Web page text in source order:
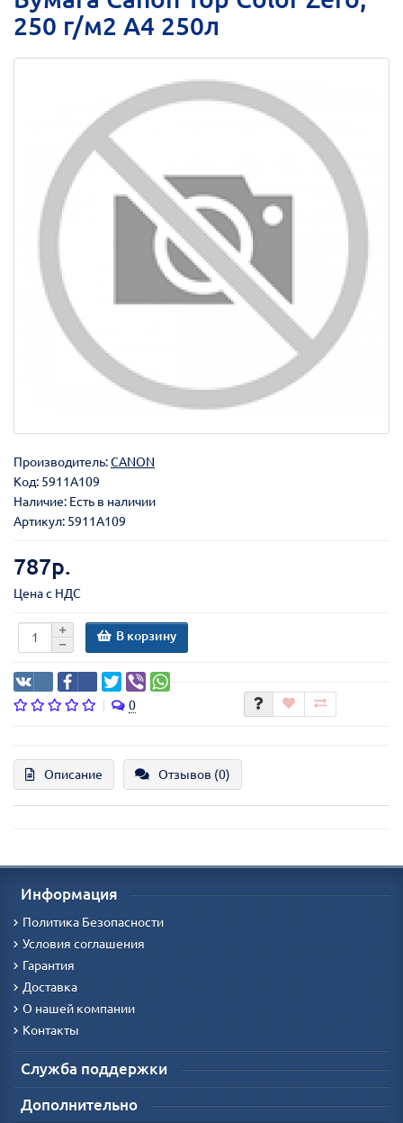
250 г/м2 A4 250л
Производитель:CANON
Код: 5911A109
Наличие: Есть в наличии
Артикул: 5911A109
787р.
Цена с НДС
В корзину
0
Описание Отзывов (0)
Информация
Политика Безопасности
Условия соглашения
Гарантия
Доставка
О нашей компании
Контакты
Служба поддержки
Дополнительно